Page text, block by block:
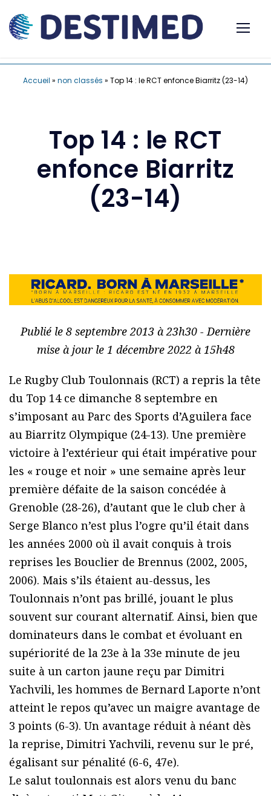
Accueil » non classés » Top 14 : le RCT enfonce Biarritz (23-14)
Top 14 : le RCT
enfonce Biarritz
(23-14)
Publié le 8 septembre 2013 à 23h30 - Dernière
mise à jour le 1 décembre 2022 à 15h48
Le Rugby Club Toulonnais (RCT) a repris la tête
du Top 14 ce dimanche 8 septembre en
s’imposant au Parc des Sports d’Aguilera face
au Biarritz Olympique (24-13). Une première
victoire à l’extérieur qui était impérative pour
les « rouge et noir » une semaine après leur
première défaite de la saison concédée à
Grenoble (28-26), d’autant que le club cher à
Serge Blanco n’est plus l’ogre qu’il était dans
les années 2000 où il avait conquis à trois
reprises les Bouclier de Brennus (2002, 2005,
2006). Mais s’ils étaient au-dessus, les
Toulonnais n’ont pas brillé, jouant le plus
souvent sur courant alternatif. Ainsi, bien que
dominateurs dans le combat et évoluant en
supériorité de la 23e à la 33e minute de jeu
suite à un carton jaune reçu par Dimitri
Yachvili, les hommes de Bernard Laporte n’ont
atteint le repos qu’avec un maigre avantage de
3 points (6-3). Un avantage réduit à néant dès
la reprise, Dimitri Yachvili, revenu sur le pré,
égalisant sur pénalité (6-6, 47e).
Le salut toulonnais est alors venu du banc